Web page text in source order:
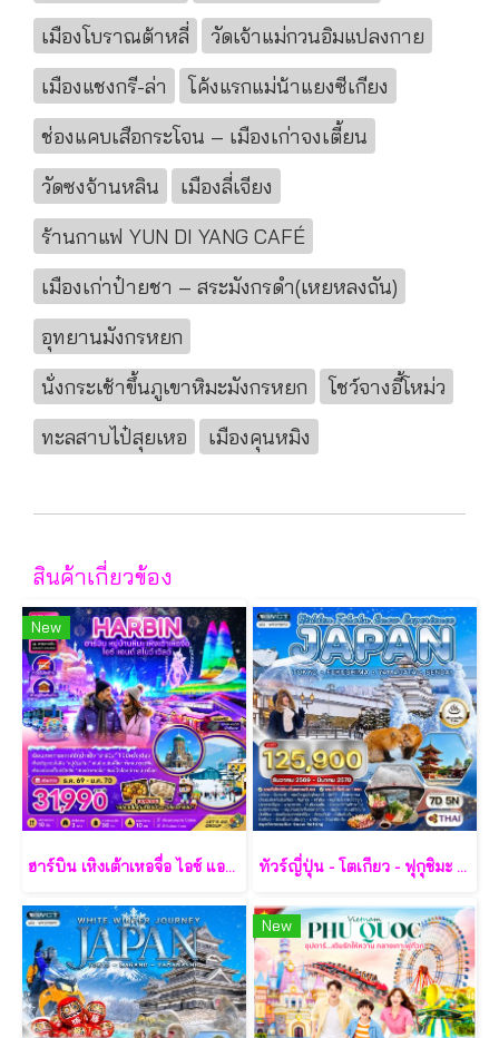
เมืองโบราณต้าหลี่
วัดเจ้าแม่กวนอิมแปลงกาย
เมืองแชงกรี-ล่า
โค้งแรกแม่น้าแยงซีเกียง
ช่องแคบเสือกระโจน – เมืองเก่าจงเตี้ยน
วัดซงจ้านหลิน
เมืองลี่เจียง
ร้านกาแฟ YUN DI YANG CAFÉ
เมืองเก่าป๋ายชา – สระมังกรดำ(เหยหลงถัน)
อุทยานมังกรหยก
นั่งกระเช้าขึ้นภูเขาหิมะมังกรหยก
โชว์จางอี้โหม่ว
ทะลสาบไป๋สุยเหอ
เมืองคุนหมิง
สินค้าเกี่ยวข้อง
New
ฮาร์บิน เหิงเต้าเหอจื่อ ไอซ์ แอนด์ สโนว์ เวิล์ด 7 วัน 5 คืน-XJ ทัวร์ญี่ปุ่น - โตเกียว - ฟุกุชิมะ - ยามากะตะ - เซนได 7 วัน - TG
New